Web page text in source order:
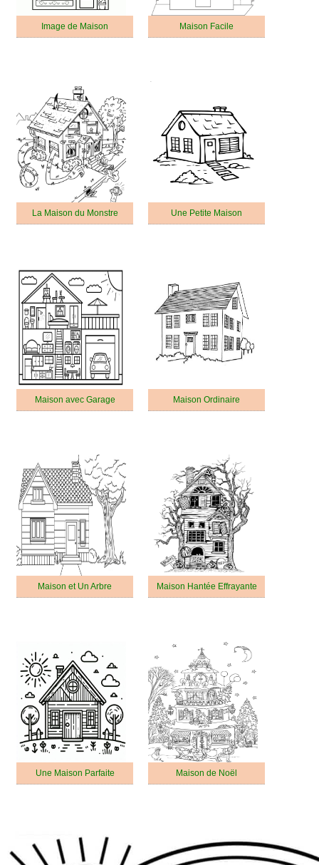
Image de Maison Maison Facile
La Maison du Monstre Une Petite Maison
Maison avec Garage Maison Ordinaire
Maison et Un Arbre Maison Hantée Effrayante
Une Maison Parfaite Maison de Noël